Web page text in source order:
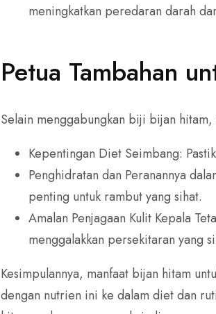
meningkatkan peredaran darah
Petua Tambahan
Selain menggabungkan biji bijan
Kepentingan Diet Seimbang:
Penghidratan dan Peranannya
penting untuk rambut yang sihat.
Amalan Penjagaan Kulit Kepala
menggalakkan persekitaran yang
Kesimpulannya, manfaat bijan hitam
dengan nutrien ini ke dalam diet dan